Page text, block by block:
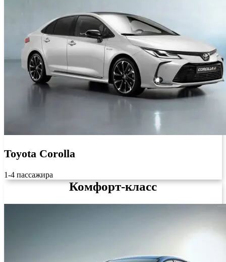
Toyota Corolla
1-4 пассажира
Комфорт-класс